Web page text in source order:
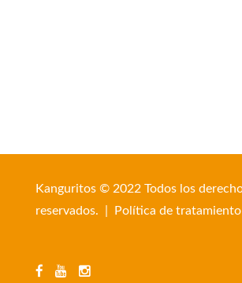
Kanguritos © 2022 Todos los
reservados. |
Política de